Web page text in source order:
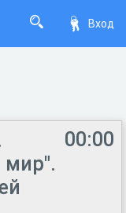
Вход
00:00
мир".